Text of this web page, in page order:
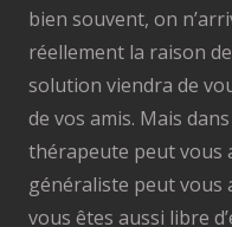
bien souvent, on
réellement la raison
solution viendra de
de vos amis. Mais
thérapeute peut vous
généraliste peut vous
vous êtes aussi libre